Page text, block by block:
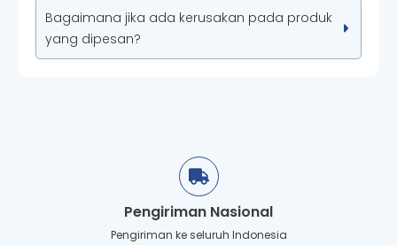
Bagaimana jika ada kerusakan pada produk
yang dipesan?
Pengiriman Nasional
Pengiriman ke seluruh Indonesia